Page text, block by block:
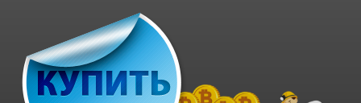
содержимому